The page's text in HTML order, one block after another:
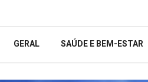
GERAL SAÚDE E BEM-ESTAR